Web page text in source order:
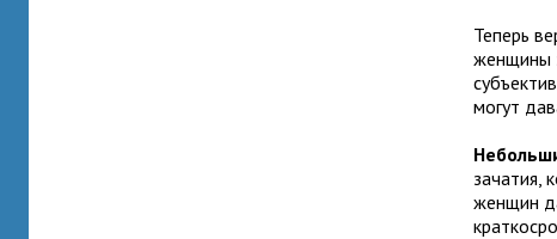
Теперь
женщины
могут
зачатия,
женщин